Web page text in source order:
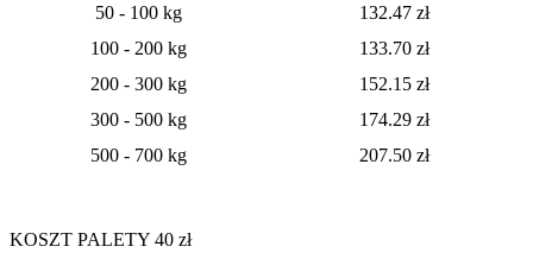
50 - 100 kg
132.47 zł
100 - 200 kg
133.70 zł
200 - 300 kg
152.15 zł
300 - 500 kg
174.29 zł
500 - 700 kg
207.50 zł
KOSZT PALETY 40 zł